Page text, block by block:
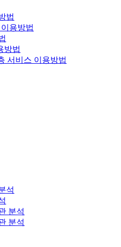
법
용방법
방법
서비스 이용방법
석
분석
분석